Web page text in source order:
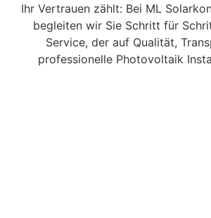
Ihr Vertrauen zählt: Bei ML
begleiten wir Sie Schritt für
Service, der auf Qualität,
professionelle Photovoltaik